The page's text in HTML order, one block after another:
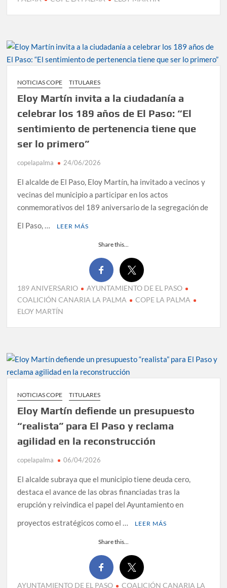
NOTICIAS COPE TITULARES
Eloy Martín invita a la ciudadanía a
celebrar los 189 años de El Paso: “El
sentimiento de pertenencia tiene que
ser lo primero”
copelapalma 24/06/2026
El alcalde de El Paso, Eloy Martín, ha invitado a vecinos y
vecinas del municipio a participar en los actos
conmemorativos del 189 aniversario de la segregación de
El Paso, …
LEER MÁS
Share this...
189 ANIVERSARIO
AYUNTAMIENTO DE EL PASO
COALICIÓN CANARIA LA PALMA
COPE LA PALMA
ELOY MARTÍN
NOTICIAS COPE TITULARES
Eloy Martín defiende un presupuesto
“realista” para El Paso y reclama
agilidad en la reconstrucción
copelapalma 06/04/2026
El alcalde subraya que el municipio tiene deuda cero,
destaca el avance de las obras financiadas tras la
erupción y reivindica el papel del Ayuntamiento en
proyectos estratégicos como el …
LEER MÁS
Share this...
AYUNTAMIENTO DE EL PASO
COALICIÓN CANARIA LA